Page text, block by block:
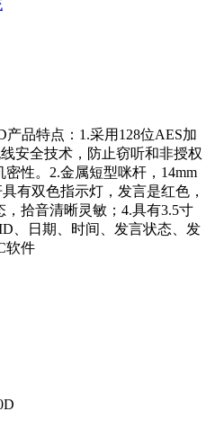
产品特点：1.采用128位AES加
安全技术，防止窃听和非授权
性。2.金属短型咪杆，14mm
有双色指示灯，发言是红色，
拾音清晰灵敏；4.具有3.5寸
、日期、时间、发言状态、发
软件